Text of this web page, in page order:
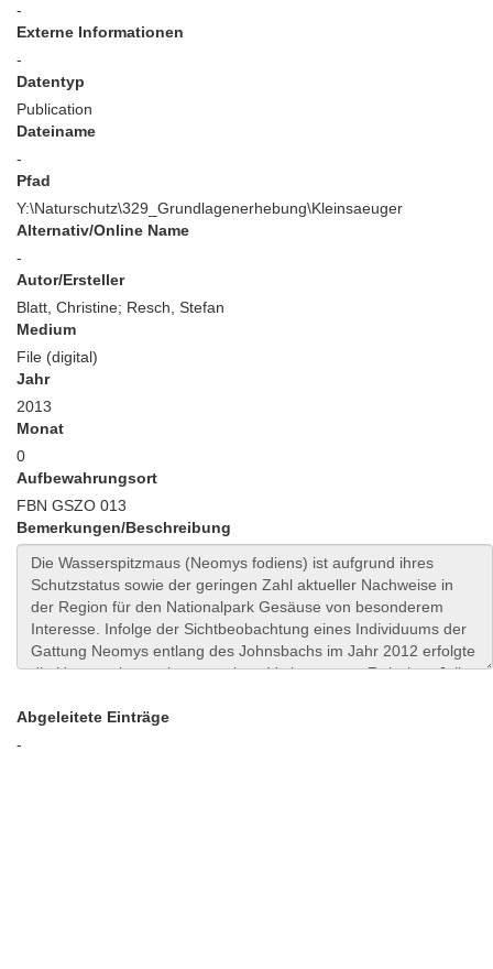
-
Externe Informationen
-
Datentyp
Publication
Dateiname
-
Pfad
Y:\Naturschutz\329_Grundlagenerhebung\Kleinsaeuger
Alternativ/Online Name
-
Autor/Ersteller
Blatt, Christine; Resch, Stefan
Medium
File (digital)
Jahr
2013
Monat
0
Aufbewahrungsort
FBN GSZO 013
Bemerkungen/Beschreibung
Abgeleitete Einträge
-